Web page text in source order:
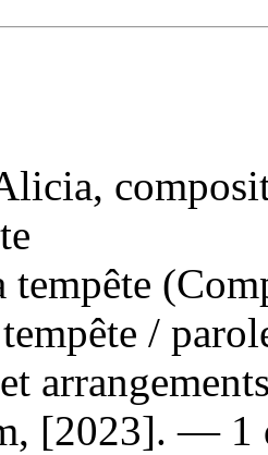
/
[2023]. — 1